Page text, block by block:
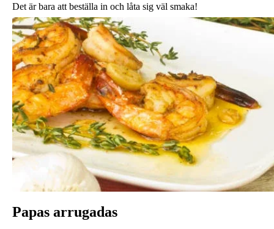
Det är bara att beställa in och låta sig väl smaka!
Papas arrugadas